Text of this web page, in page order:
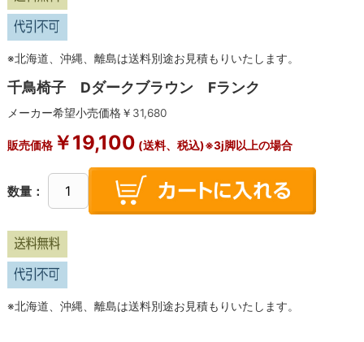
※北海道、沖縄、離島は送料別途お見積もりいたします。
千鳥椅子 Dダークブラウン Fランク
メーカー希望小売価格￥ 31,680
販売価格￥19,100 (送料、税込)※3j脚以上の場合
数量：
※北海道、沖縄、離島は送料別途お見積もりいたします。